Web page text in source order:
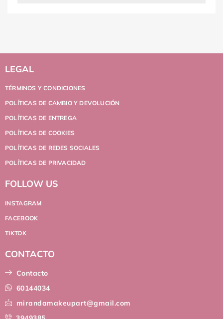
LEGAL
TÉRMINOS Y CONDICIONES
POLÍTICAS DE CAMBIO Y DEVOLUCIÓN
POLÍTICAS DE ENTREGA
POLÍTICAS DE COOKIES
POLÍTICAS DE REDES SOCIALES
POLÍTICAS DE PRIVACIDAD
FOLLOW US
INSTAGRAM
FACEBOOK
TIKTOK
CONTACTO
Contacto
60144034
mirandamakeupart@gmail.com